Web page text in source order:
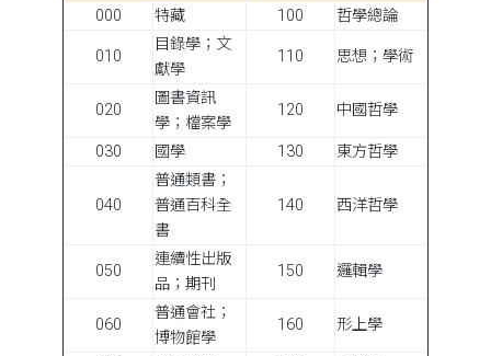
000
特藏 100 哲學總論
010
目錄學；文
獻學
110 思想；學術
020
圖書資訊
學；檔案學
120 中國哲學
030 國學 130 東方哲學
040
普通類書；
普通百科全
書
140 西洋哲學
050
連續性出版
品；期刊
150 邏輯學
060
普通會社；
博物館學
160 形上學